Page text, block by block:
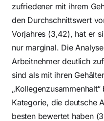
zufriedener mit ihrem
den Durchschnittswert
Vorjahres (3,42), hat er
nur marginal. Die
Arbeitnehmer deutlich
sind als mit ihren
Kategorie, die deutsche
besten bewertet haben